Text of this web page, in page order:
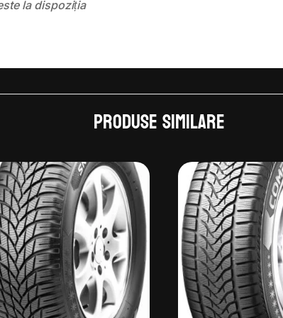
la dispoziția
Produse similare